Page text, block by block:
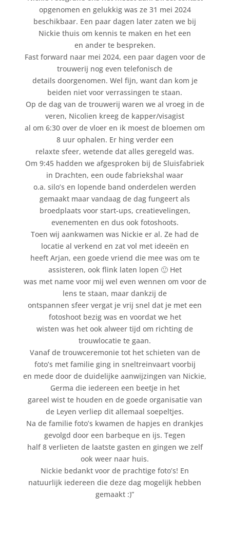
opgenomen en gelukkig was ze 31 mei 2024
beschikbaar. Een paar dagen later zaten we bij
Nickie thuis om kennis te maken en het een
en ander te bespreken.
Fast forward naar mei 2024, een paar dagen voor de
trouwerij nog even telefonisch de
details doorgenomen. Wel fijn, want dan kom je
beiden niet voor verrassingen te staan.
Op de dag van de trouwerij waren we al vroeg in de
veren, Nicolien kreeg de kapper/visagist
al om 6:30 over de vloer en ik moest de bloemen om
8 uur ophalen. Er hing verder een
relaxte sfeer, wetende dat alles geregeld was.
Om 9:45 hadden we afgesproken bij de Sluisfabriek
in Drachten, een oude fabriekshal waar
o.a. silo’s en lopende band onderdelen werden
gemaakt maar vandaag de dag fungeert als
broedplaats voor start-ups, creatievelingen,
evenementen en dus ook fotoshoots.
Toen wij aankwamen was Nickie er al. Ze had de
locatie al verkend en zat vol met ideeën en
heeft Arjan, een goede vriend die mee was om te
assisteren, ook flink laten lopen 🙂 Het
was met name voor mij wel even wennen om voor de
lens te staan, maar dankzij de
ontspannen sfeer vergat je vrij snel dat je met een
fotoshoot bezig was en voordat we het
wisten was het ook alweer tijd om richting de
trouwlocatie te gaan.
Vanaf de trouwceremonie tot het schieten van de
foto’s met familie ging in sneltreinvaart voorbij
en mede door de duidelijke aanwijzingen van Nickie,
Germa die iedereen een beetje in het
gareel wist te houden en de goede organisatie van
de Leyen verliep dit allemaal soepeltjes.
Na de familie foto’s kwamen de hapjes en drankjes
gevolgd door een barbeque en ijs. Tegen
half 8 verlieten de laatste gasten en gingen we zelf
ook weer naar huis.
Nickie bedankt voor de prachtige foto’s! En
natuurlijk iedereen die deze dag mogelijk hebben
gemaakt :)”